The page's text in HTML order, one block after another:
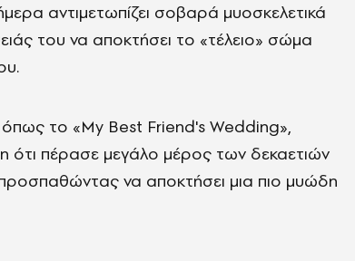
αντιμετωπίζει σοβαρά μυοσκελετικά
του να αποκτήσει το «τέλειο» σώμα
όπως το «My Best Friend's Wedding»,
πέρασε μεγάλο μέρος των δεκαετιών
να αποκτήσει μια πιο μυώδη